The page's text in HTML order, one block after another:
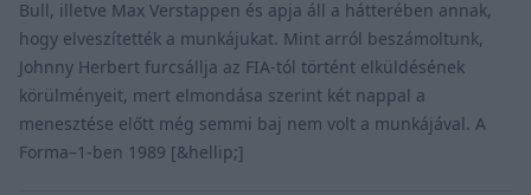
Bull, illetve Max Verstappen és apja áll a hátterében annak,
hogy elveszítették a munkájukat. Mint arról beszámoltunk,
Johnny Herbert furcsállja az FIA-tól történt elküldésének
körülményeit, mert elmondása szerint két nappal a
menesztése előtt még semmi baj nem volt a munkájával. A
Forma–1-ben 1989 [&hellip;]